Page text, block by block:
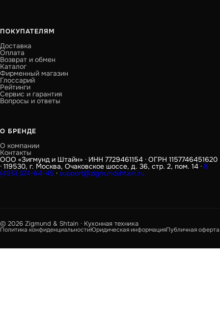
ПОКУПАТЕЛЯМ
Доставка
Оплата
Возврат и обмен
Каталог
Фирменный магазин
Глоссарий
Рейтинги
Сервис и гарантия
Вопросы и ответы
О БРЕНДЕ
О компании
Контакты
ООО «Зигмунд и Штайн» · ИНН 7729461154 · ОГРН 1157746451620
· 119530, г. Москва, Очаковское шоссе, д. 36, стр. 2, пом. 14 · 8
(495) 374-64-45 · support@zigmundshtain.ru
© 2026 Zigmund & Shtain · Кухонная техника
Политика конфиденциальностиЮридическая информацияПубличная оферта